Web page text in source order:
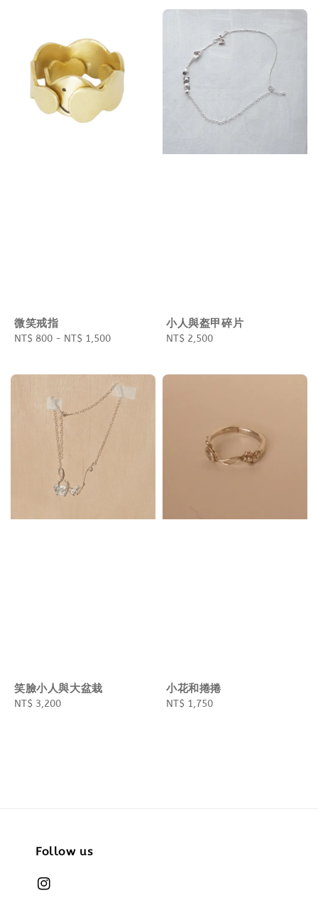
微笑戒指
Regular
NT$ 800 - NT$ 1,500
小人與盔甲碎片
Regular
NT$ 2,500
笑臉小人與大盆栽
Regular
NT$ 3,200
小花和捲捲
Regular
NT$ 1,750
Follow us